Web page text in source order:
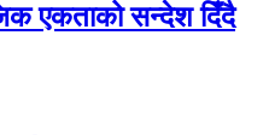
एकताको सन्देश दिँदै